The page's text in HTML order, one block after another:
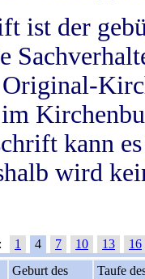
ist der
kann
wird
1 4 7 10 13
16
Geburt des
Taufe